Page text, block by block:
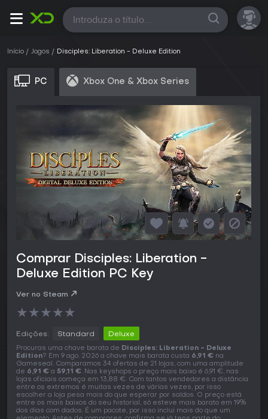
Todas
Início Jogos Disciples: Liberation - Deluxe Edition
PC Xbox One & Xbox Series
Comprar Disciples: Liberation -
Deluxe Edition PC Key
Ver no Steam
★★★★★
Edições: Standard Deluxe
Procuras uma chave barata de Disciples: Liberation - Deluxe
Edition? Em 9 ago. 2026 a chave mais barata custa 6,91 € na
Gameseal. Comparamos 34 ofertas de 21 lojas, com uma amplitude
de 6,91 € a 59,11 €. Nas keyshops o preço mais baixo é 6,91 €, nas
lojas oficiais começa em 13,88 €. Com tantos vendedores a distância
entre os extremos é muitas vezes de várias vezes, por isso
escolher a loja pesa mais do que esperar por saldos. O preço está
entre os mais baixos do seu historial, só esteve mais barato em 19%
dos dias com dados. É um pacote, por isso inclui mais do que um